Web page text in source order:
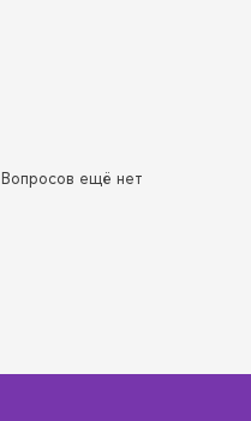
Вопросов ещё нет